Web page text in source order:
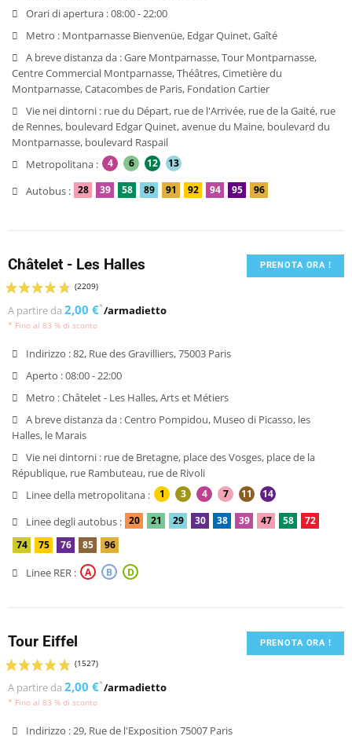
Orari di apertura :08:00 - 22:00
Metro : Montparnasse Bienvenüe, Edgar Quinet, Gaîté
A breve distanza da :Gare Montparnasse, Tour Montparnasse,
Centre Commercial Montparnasse, Théâtres, Cimetière du
Montparnasse, Catacombes de Paris, Fondation Cartier
Vie nei dintorni : rue du Départ, rue de l'Arrivée, rue de la Gaité, rue
de Rennes, boulevard Edgar Quinet, avenue du Maine, boulevard du
Montparnasse, boulevard Raspail
Metropolitana :
4 6 12 13
Autobus : 28 39 58 89 91 92 94 95 96
Châtelet - Les Halles PRENOTA ORA !
A partire da 2,00 €*/armadietto
* Fino al 83 % di sconto
Indirizzo :82, Rue des Gravilliers, 75003 Paris
Aperto :08:00 - 22:00
Metro :Châtelet - Les Halles, Arts et Métiers
A breve distanza da :Centro Pompidou, Museo di Picasso, les
Halles, le Marais
Vie nei dintorni : rue de Bretagne, place des Vosges, place de la
République, rue Rambuteau, rue de Rivoli
Linee della metropolitana :
1 3 4 7 11 14
Linee degli autobus : 20 21 29 30 38 39 47 58
72
74
75 76 85 96
Linee RER : A B D
Tour Eiffel PRENOTA ORA !
A partire da 2,00 €*/armadietto
* Fino al 83 % di sconto
Indirizzo :29, Rue de l'Exposition 75007 Paris